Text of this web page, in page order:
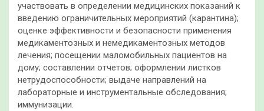
участвовать в определении медицинских показаний к
введению ограничительных мероприятий (карантина);
оценке эффективности и безопасности применения
медикаментозных и немедикаментозных методов
лечения; посещении маломобильных пациентов на
дому; составлении отчетов; оформлении листков
нетрудоспособности; выдаче направлений на
лабораторные и инструментальные обследования;
иммунизации.